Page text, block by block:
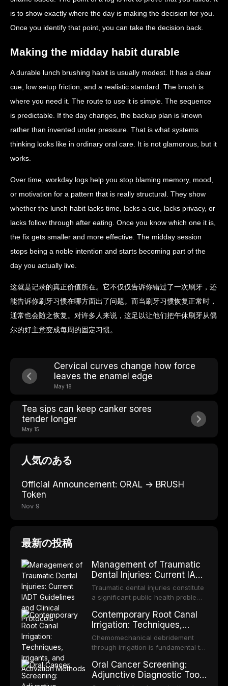
is to show exactly where the day is making the decision for you.
Once you identify that point, you can take the decision back.
Making the midday habit durable
A durable lunch brushing habit is usually modest. It has a clear
cue, low setup friction, and a realistic standard. The brush is
where you need it. The route to use it is simple. The sequence
is predictable. If the day changes, the backup plan is known
rather than invented under pressure. That is what systems
thinking looks like in ordinary oral care. It is not glamorous, but it
works.
Over time, workday logs help you stop blaming memory, mood,
or motivation for a pattern that is really structural. They show
whether the lunch habit lacks time, lacks a cue, lacks privacy, or
lacks follow through after eating. Once you know which one it is,
the fix gets smaller and more effective. The midday session
stops being a noble intention and starts becoming part of the
day you actually live.
这就是记录的真正价值所在。它不仅仅告诉你错过了一次刷牙，还
能告诉你刷牙习惯在哪方面出了问题。而当刷牙习惯恢复正常时，
通常也会随之恢复。对许多人来说，这足以让他们把午休刷牙从偶
尔的好主意变成每周的固定习惯。
Cervical curves change how force
leaves the enamel edge
May 18
Tea sips can keep canker sores
tender longer
May 15
人気のある
Official Announcement: ORAL → BRUSH
Token
Nov 9
最新の投稿
Management of Traumatic
Dental Injuries: Current IADT
Guidelines and Clinical
Protocols
Traumatic dental injuries constitute
a significant public health problem,
adolescents, with approximately
one-third of individuals
experiencing a dental trauma
before adulthood. The International
periodically updates evidence-
based guidelines for the
management of these injuries. This
Contemporary Root Canal
Irrigation: Techniques,
Irrigants, and Activation
Methods
Chemomechanical debridement
through irrigation is fundamental to
microorganisms, dissolving organic
tissue, and removing the smear
Oral Cancer Screening:
Adjunctive Diagnostic Tools